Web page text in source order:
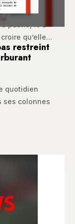
qu’elle...
restreint
quotidien
ses colonnes